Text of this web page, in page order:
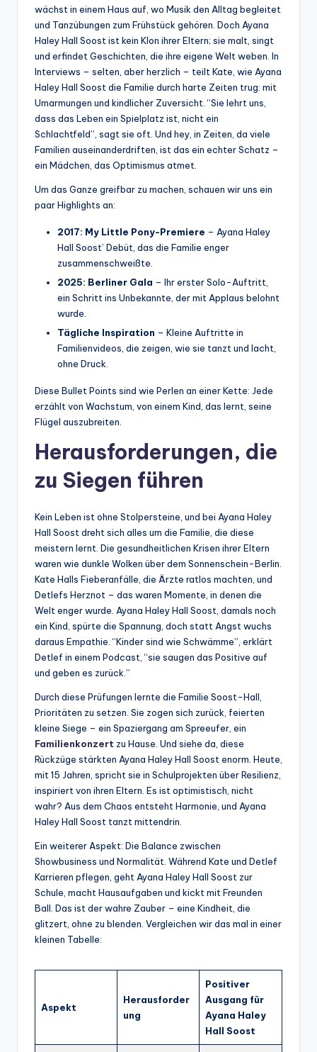
wächst in einem Haus auf, wo Musik den Alltag begleitet
und Tanzübungen zum Frühstück gehören. Doch Ayana
Haley Hall Soost ist kein Klon ihrer Eltern; sie malt, singt
und erfindet Geschichten, die ihre eigene Welt weben. In
Interviews – selten, aber herzlich – teilt Kate, wie Ayana
Haley Hall Soost die Familie durch harte Zeiten trug: mit
Umarmungen und kindlicher Zuversicht. “Sie lehrt uns,
dass das Leben ein Spielplatz ist, nicht ein
Schlachtfeld”, sagt sie oft. Und hey, in Zeiten, da viele
Familien auseinanderdriften, ist das ein echter Schatz –
ein Mädchen, das Optimismus atmet.
Um das Ganze greifbar zu machen, schauen wir uns ein
paar Highlights an:
2017: My Little Pony-Premiere – Ayana Haley
Hall Soost’ Debüt, das die Familie enger
zusammenschweißte.
2025: Berliner Gala – Ihr erster Solo-Auftritt,
ein Schritt ins Unbekannte, der mit Applaus belohnt
wurde.
Tägliche Inspiration – Kleine Auftritte in
Familienvideos, die zeigen, wie sie tanzt und lacht,
ohne Druck.
Diese Bullet Points sind wie Perlen an einer Kette: Jede
erzählt von Wachstum, von einem Kind, das lernt, seine
Flügel auszubreiten.
Herausforderungen, die
zu Siegen führen
Kein Leben ist ohne Stolpersteine, und bei Ayana Haley
Hall Soost dreht sich alles um die Familie, die diese
meistern lernt. Die gesundheitlichen Krisen ihrer Eltern
waren wie dunkle Wolken über dem Sonnenschein-Berlin.
Kate Halls Fieberanfälle, die Ärzte ratlos machten, und
Detlefs Herznot – das waren Momente, in denen die
Welt enger wurde. Ayana Haley Hall Soost, damals noch
ein Kind, spürte die Spannung, doch statt Angst wuchs
daraus Empathie. “Kinder sind wie Schwämme”, erklärt
Detlef in einem Podcast, “sie saugen das Positive auf
und geben es zurück.”
Durch diese Prüfungen lernte die Familie Soost-Hall,
Prioritäten zu setzen. Sie zogen sich zurück, feierten
kleine Siege – ein Spaziergang am Spreeufer, ein
Familienkonzert zu Hause. Und siehe da, diese
Rückzüge stärkten Ayana Haley Hall Soost enorm. Heute,
mit 15 Jahren, spricht sie in Schulprojekten über Resilienz,
inspiriert von ihren Eltern. Es ist optimistisch, nicht
wahr? Aus dem Chaos entsteht Harmonie, und Ayana
Haley Hall Soost tanzt mittendrin.
Ein weiterer Aspekt: Die Balance zwischen
Showbusiness und Normalität. Während Kate und Detlef
Karrieren pflegen, geht Ayana Haley Hall Soost zur
Schule, macht Hausaufgaben und kickt mit Freunden
Ball. Das ist der wahre Zauber – eine Kindheit, die
glitzert, ohne zu blenden. Vergleichen wir das mal in einer
kleinen Tabelle:
Aspekt
Herausforder
ung
Positiver
Ausgang für
Ayana Haley
Hall Soost